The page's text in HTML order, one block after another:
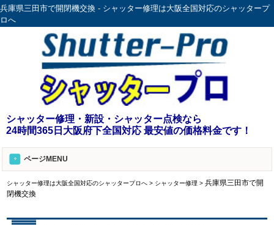
兵庫県三田市で開閉機交換 - シャッター修理は大阪全国対応のシャッタープ
ロへ
シャッター修理・新設・シャッター点検なら
24時間365日大阪府下全国対応 最安値の価格料金です！
ページMENU
シャッター修理は大阪全国対応のシャッタープロへ > シャッター修理 >兵庫県三田市で開
閉機交換